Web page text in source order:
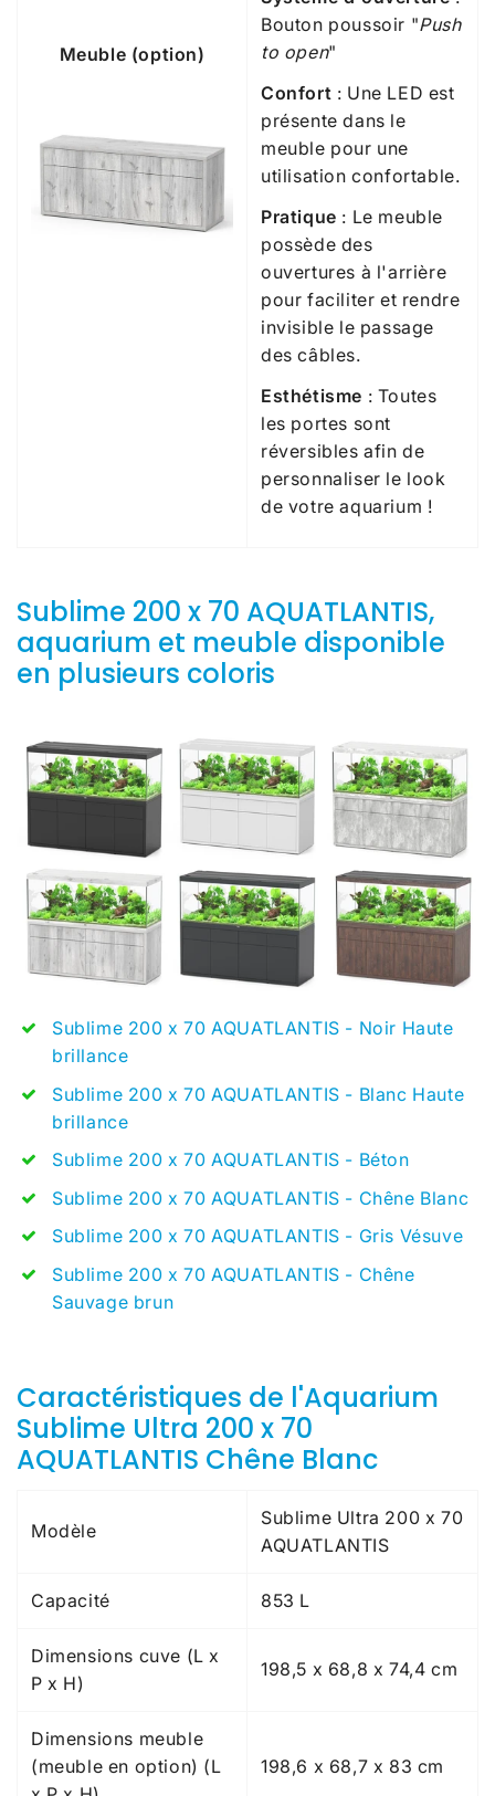
Meuble (option)
Bouton poussoir "Push
to open"
Confort : Une LED est
présente dans le
meuble pour une
utilisation confortable.
Pratique : Le meuble
possède des
ouvertures à l'arrière
pour faciliter et rendre
invisible le passage
des câbles.
Esthétisme : Toutes
les portes sont
réversibles afin de
personnaliser le look
de votre aquarium !
Sublime 200 x 70 AQUATLANTIS,
aquarium et meuble disponible
en plusieurs coloris
Sublime 200 x 70AQUATLANTIS - Noir Haute
brillance
Sublime 200 x 70 AQUATLANTIS - Blanc Haute
brillance
Sublime 200 x 70AQUATLANTIS - Béton
Sublime 200 x 70 AQUATLANTIS - Chêne Blanc
Sublime 200 x 70 AQUATLANTIS - Gris Vésuve
Sublime 200 x 70AQUATLANTIS - Chêne
Sauvage brun
Caractéristiques de l'Aquarium
Sublime Ultra 200 x 70
AQUATLANTIS Chêne Blanc
Modèle
Sublime Ultra 200 x 70
AQUATLANTIS
Capacité 853 L
Dimensions cuve (L x
P x H)
198,5 x 68,8 x 74,4 cm
Dimensions meuble
(meuble en option) (L
198,6 x 68,7 x 83 cm